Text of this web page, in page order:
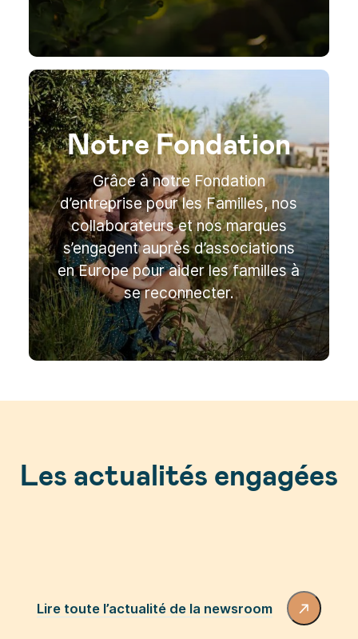
Notre Fondation
Grâce à notre Fondation
d’entreprise pour les Familles, nos
collaborateurs et nos marques
s’engagent auprès d’associations
en Europe pour aider les familles à
se reconnecter.
Les actualités engagées
Lire toute l’actualité de la newsroom